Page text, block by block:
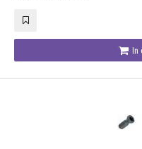
In